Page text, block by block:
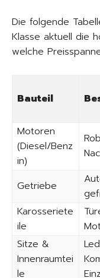
Die folgende
Klasse aktuell die
welche
Bauteil
Motoren
(Diesel/Benz
in)
Getriebe
Karosseriete
ile
Sitze &
Innenraumtei
le